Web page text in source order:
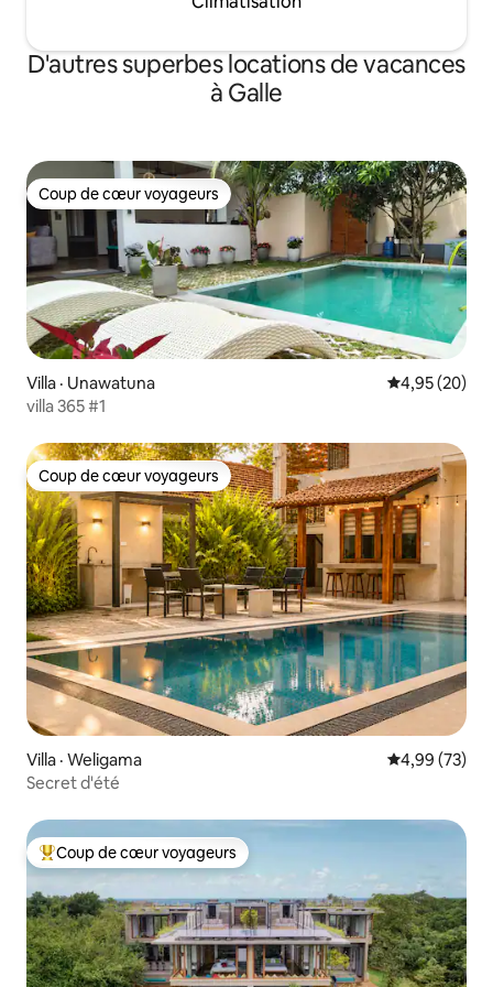
D'autres superbes locations de vacances
à Galle
Coup de cœur voyageurs
Coup de cœur voyageurs
Villa · Unawatuna Note
4,95 (20)
villa 365 #1
Coup de cœur voyageurs
Coup de cœur voyageurs
Villa · Weligama Note
4,99 (73)
Secret d'été
Coup de cœur voyageurs parmi les plus aimés
Coup de cœur voyageurs